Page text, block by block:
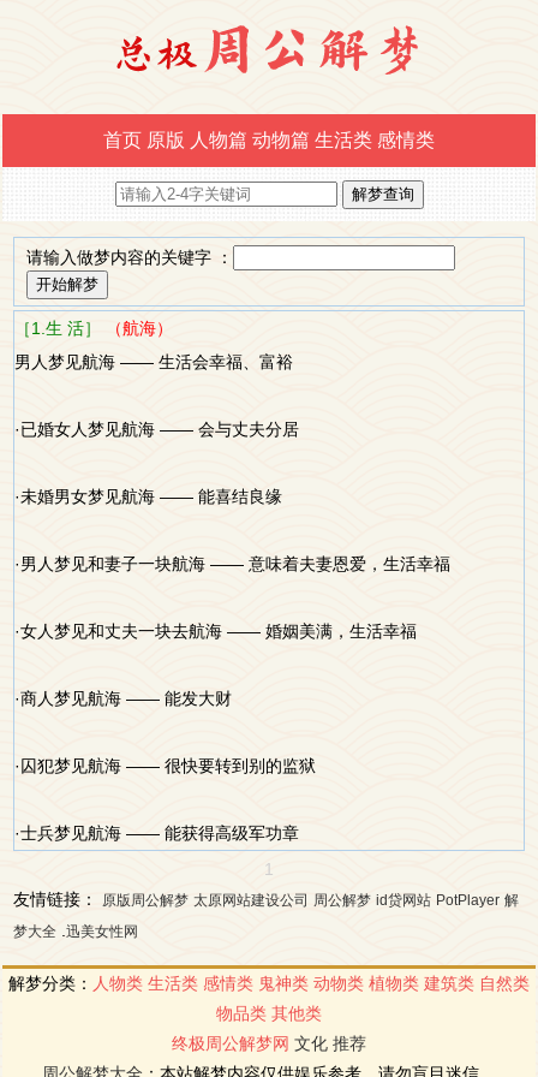
首页 原版 人物篇 动物篇 生活类 感情类
请输入做梦内容的关键字 ：
［1.生 活］
（航海）
男人梦见航海 —— 生活会幸福、富裕
·已婚女人梦见航海 —— 会与丈夫分居
·未婚男女梦见航海 —— 能喜结良缘
·男人梦见和妻子一块航海 —— 意味着夫妻恩爱，生活幸福
·女人梦见和丈夫一块去航海 —— 婚姻美满，生活幸福
·商人梦见航海 —— 能发大财
·囚犯梦见航海 —— 很快要转到别的监狱
·士兵梦见航海 —— 能获得高级军功章
1
友情链接：
原版周公解梦 太原网站建设公司 周公解梦 id贷网站 PotPlayer 解
梦大全
迅美女性网
解梦分类： 人物类 生活类 感情类 鬼神类 动物类 植物类 建筑类 自然类
物品类 其他类
终极周公解梦网 文化 推荐